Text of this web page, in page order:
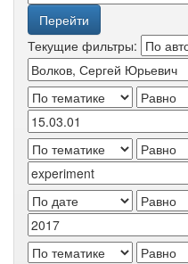
Текущие фильтры: